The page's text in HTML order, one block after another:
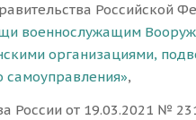
Российской
военнослужащим
организациями,
самоуправления»,
России от 19.03.2021 №